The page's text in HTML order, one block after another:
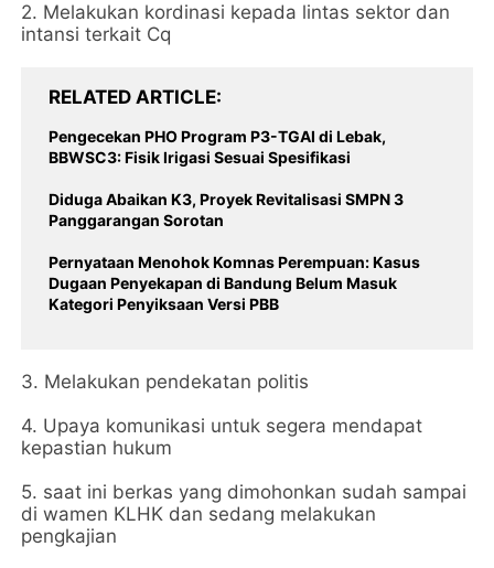
2. Melakukan kordinasi kepada lintas sektor dan
intansi terkait Cq
RELATED ARTICLE
Pengecekan PHO Program P3-TGAI di Lebak,
BBWSC3: Fisik Irigasi Sesuai Spesifikasi
Diduga Abaikan K3, Proyek Revitalisasi SMPN 3
Panggarangan Sorotan
Pernyataan Menohok Komnas Perempuan: Kasus
Dugaan Penyekapan di Bandung Belum Masuk
Kategori Penyiksaan Versi PBB
3. Melakukan pendekatan politis
4. Upaya komunikasi untuk segera mendapat
kepastian hukum
5. saat ini berkas yang dimohonkan sudah sampai
di wamen KLHK dan sedang melakukan
pengkajian